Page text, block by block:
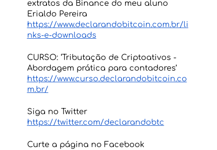
extratos da Binance do meu aluno
Erialdo Pereira
https://www.declarandobitcoin.com.br/li
nks-e-downloads
CURSO: ‘Tributação de Criptoativos -
Abordagem prática para contadores’
https://www.curso.declarandobitcoin.co
m.br/
Siga no Twitter
https://twitter.com/declarandobtc
Curte a página no Facebook